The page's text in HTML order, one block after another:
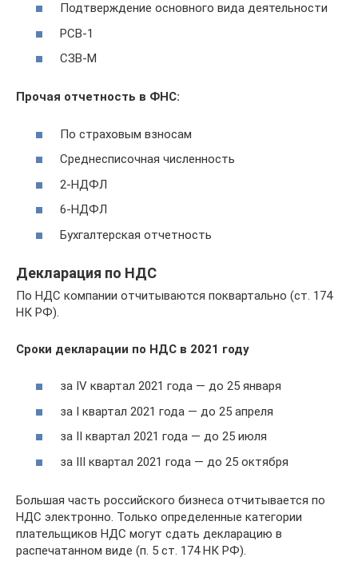
Подтверждение основного вида деятельности
РСВ-1
СЗВ-М
Прочая отчетность в ФНС:
По страховым взносам
Среднесписочная численность
2-НДФЛ
6-НДФЛ
Бухгалтерская отчетность
Декларация по НДС
По НДС компании отчитываются поквартально (ст. 174
НК РФ).
Сроки декларации по НДС в 2021 году
за IV квартал 2021 года — до 25 января
за I квартал 2021 года — до 25 апреля
за II квартал 2021 года — до 25 июля
за III квартал 2021 года — до 25 октября
Большая часть российского бизнеса отчитывается по
НДС электронно. Только определенные категории
плательщиков НДС могут сдать декларацию в
распечатанном виде (п. 5 ст. 174 НК РФ).